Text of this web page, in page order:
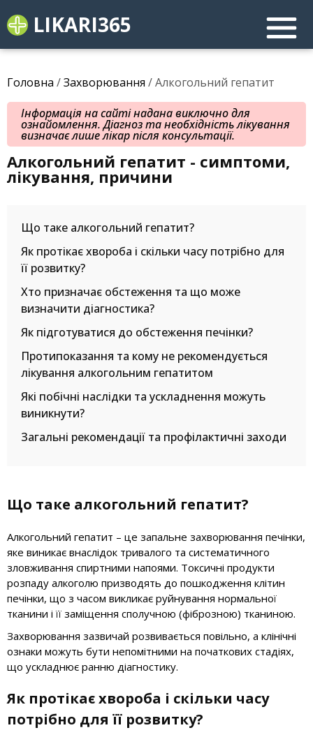
LIKARI365
Головна /Захворювання / Алкогольний гепатит
Інформація на сайті надана виключно для
ознайомлення. Діагноз та необхідність лікування
визначає лише лікар після консультації.
Алкогольний гепатит - симптоми,
лікування, причини
Що таке алкогольний гепатит?
Як протікає хвороба і скільки часу потрібно для
її розвитку?
Хто призначає обстеження та що може
визначити діагностика?
Як підготуватися до обстеження печінки?
Протипоказання та кому не рекомендується
лікування алкогольним гепатитом
Які побічні наслідки та ускладнення можуть
виникнути?
Загальні рекомендації та профілактичні заходи
Що таке алкогольний гепатит?
Алкогольний гепатит – це запальне захворювання печінки,
яке виникає внаслідок тривалого та систематичного
зловживання спиртними напоями. Токсичні продукти
розпаду алкоголю призводять до пошкодження клітин
печінки, що з часом викликає руйнування нормальної
тканини і її заміщення сполучною (фіброзною) тканиною.
Захворювання зазвичай розвивається повільно, а клінічні
ознаки можуть бути непомітними на початкових стадіях,
що ускладнює ранню діагностику.
Як протікає хвороба і скільки часу
потрібно для її розвитку?